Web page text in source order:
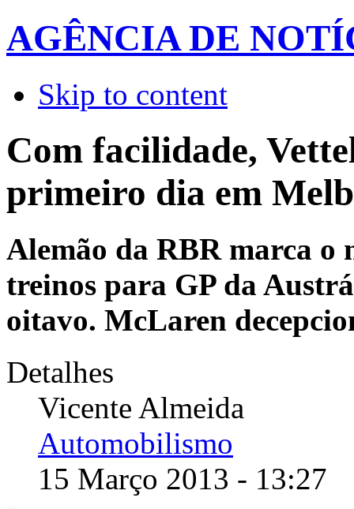
AGÊNCIA DE
Skip to content
Com facilidade,
primeiro dia em
Alemão da RBR marca o
treinos para GP da
oitavo. McLaren
Detalhes
Vicente Almeida
Automobilismo
15 Março 2013 - 13:27